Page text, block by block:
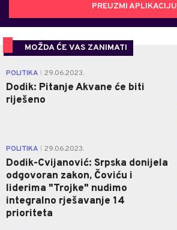
PREUZMI APLIKACIJU
MOŽDA ĆE VAS ZANIMATI
POLITIKA 29.06.2023.
Dodik: Pitanje Akvane će biti
riješeno
POLITIKA 29.06.2023.
Dodik-Cvijanović: Srpska donijela
odgovoran zakon, Čoviću i
liderima "Trojke" nudimo
integralno rješavanje 14
prioriteta